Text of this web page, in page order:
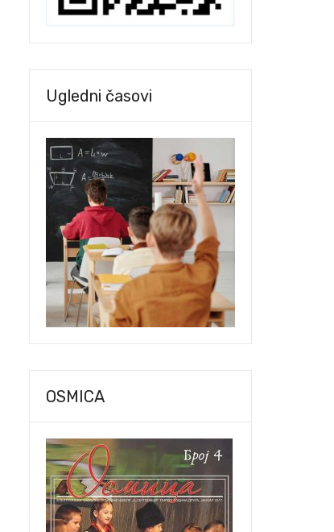
Ugledni časovi
OSMICA